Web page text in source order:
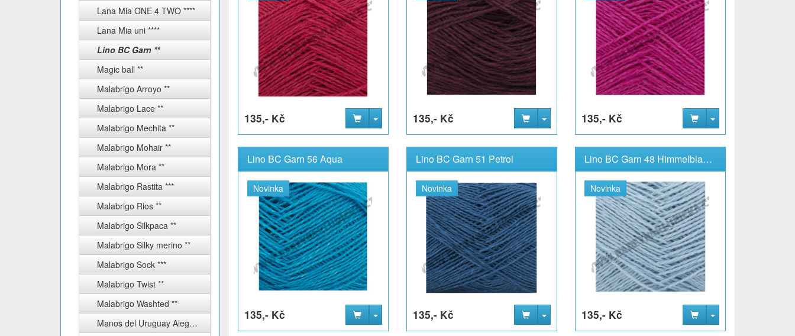
Lana Mia ONE 4 TWO ****
Lana Mia uni ****
Lino BC Garn **
Magic ball **
Malabrigo Arroyo **
Malabrigo Lace **
Malabrigo Mechita **
Malabrigo Mohair **
Malabrigo Mora **
Malabrigo Rastita ***
Malabrigo Rios **
Malabrigo Silkpaca **
Malabrigo Silky merino **
Malabrigo Sock ***
Malabrigo Twist **
Malabrigo Washted **
Manos del Uruguay Alegria **
135,- Kč 135,- Kč 135,- Kč
Lino BC Garn 56 Aqua
Novinka
135,- Kč
Lino BC Garn 51 Petrol
Novinka
135,- Kč
Lino BC Garn 48 Himmelblau světle modrá
Novinka
135,- Kč